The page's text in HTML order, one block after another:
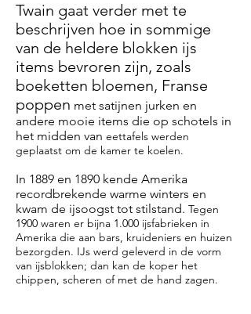
Twain gaat verder met te
beschrijven hoe in sommige
van de heldere blokken ijs
items bevroren zijn, zoals
boeketten bloemen, Franse
poppen met satijnen jurken en
andere mooie items die op schotels in
het midden van eettafels werden
geplaatst om de kamer te koelen.
In 1889 en 1890 kende Amerika
recordbrekende warme winters en
kwam de ijsoogst tot stilstand. Tegen
1900 waren er bijna 1.000 ijsfabrieken in
Amerika die aan bars, kruideniers en huizen
bezorgden. IJs werd geleverd in de vorm
van ijsblokken; dan kan de koper het
chippen, scheren of met de hand zagen.